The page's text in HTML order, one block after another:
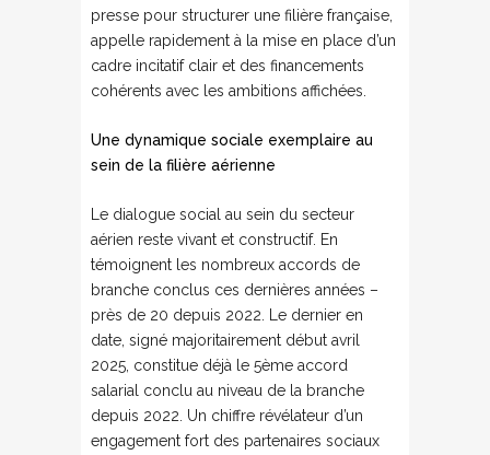
presse pour structurer une filière française,
appelle rapidement à la mise en place d’un
cadre incitatif clair et des financements
cohérents avec les ambitions affichées.
Une dynamique sociale exemplaire au
sein de la filière aérienne
Le dialogue social au sein du secteur
aérien reste vivant et constructif. En
témoignent les nombreux accords de
branche conclus ces dernières années –
près de 20 depuis 2022. Le dernier en
date, signé majoritairement début avril
2025, constitue déjà le 5ème accord
salarial conclu au niveau de la branche
depuis 2022. Un chiffre révélateur d’un
engagement fort des partenaires sociaux